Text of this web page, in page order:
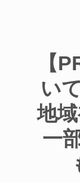
【
い
地域
一